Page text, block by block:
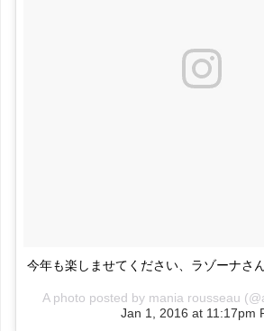
今年も楽しませてください、ラゾーナさ
A photo posted by mania rousseau
Jan 1, 2016 at 11:17pm